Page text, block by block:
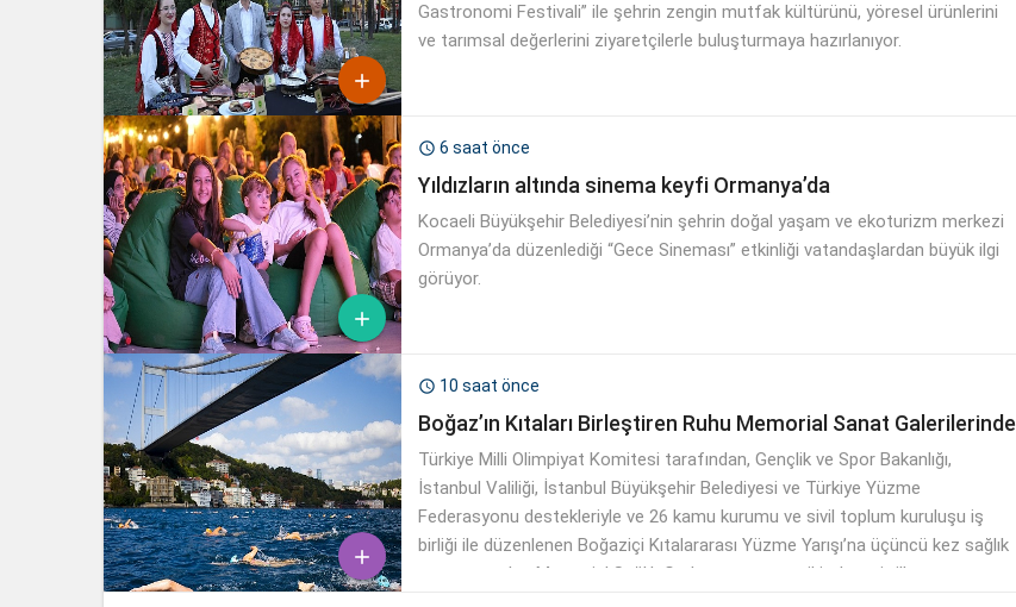

Gastronomi Festivali” ile şehrin zengin mutfak kültürünü, yöresel ürünlerini
ve tarımsal değerlerini ziyaretçilerle buluşturmaya hazırlanıyor.

 6 saat önce
Yıldızların altında sinema keyfi Ormanya’da
Kocaeli Büyükşehir Belediyesi’nin şehrin doğal yaşam ve ekoturizm merkezi
Ormanya’da düzenlediği “Gece Sineması” etkinliği vatandaşlardan büyük ilgi
görüyor.

 10 saat önce
Boğaz’ın Kıtaları Birleştiren Ruhu Memorial Sanat Galerilerinde
Türkiye Milli Olimpiyat Komitesi tarafından, Gençlik ve Spor Bakanlığı,
İstanbul Valiliği, İstanbul Büyükşehir Belediyesi ve Türkiye Yüzme
Federasyonu destekleriyle ve 26 kamu kurumu ve sivil toplum kuruluşu iş
birliği ile düzenlenen Boğaziçi Kıtalararası Yüzme Yarışı’na üçüncü kez sağlık
sponsoru olan Memorial Sağlık Grubu, yarışın son iki yılına ait ilham veren